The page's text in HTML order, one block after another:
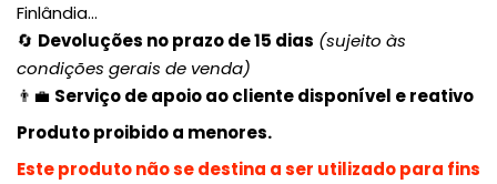
Finlândia...
🔄 Devoluções no prazo de 15 dias (sujeito às
condições gerais de venda)
👨💼 Serviço de apoio ao cliente disponível e reativo
Produto proibido a menores.
Este produto não se destina a ser utilizado para fins